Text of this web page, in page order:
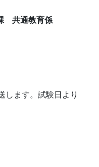
共通教育係
します。試験日より